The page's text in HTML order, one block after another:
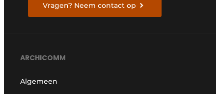
Vragen? Neem contact op
ARCHICOMM
Algemeen